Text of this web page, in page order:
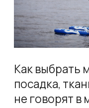
Стильные
мужчин: тренды и